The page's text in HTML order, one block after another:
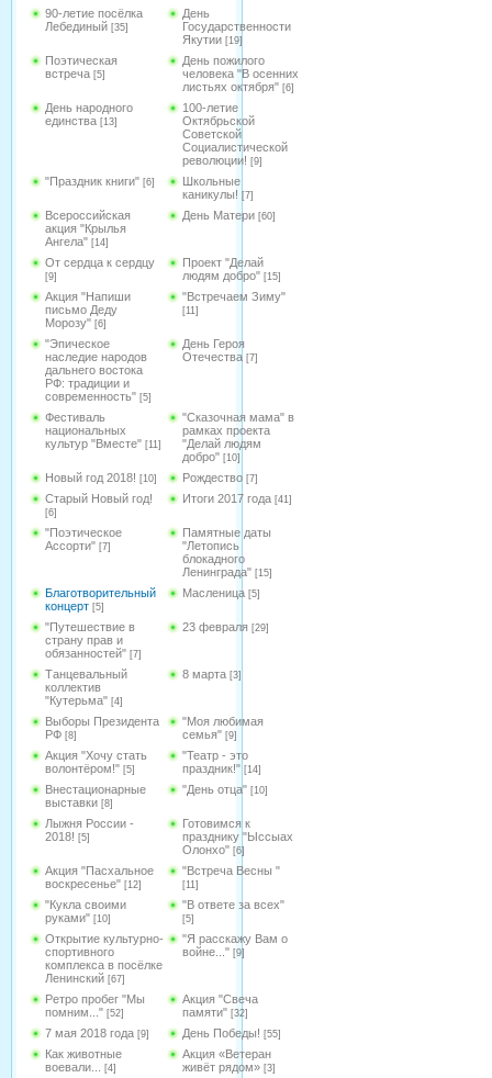
90-летие посёлка
Лебединый [35]
День
Государственности
Якутии [19]
Поэтическая
встреча [5]
День пожилого
человека "В осенних
листьях октября" [6]
День народного
единства [13]
100-летие
Октябрьской
Советской
Социалистической
революции! [9]
"Праздник книги" [6]
Школьные
каникулы! [7]
Всероссийская
акция "Крылья
Ангела" [14]
День Матери [60]
От сердца к сердцу
[9]
Проект "Делай
людям добро" [15]
Акция "Напиши
письмо Деду
Морозу" [6]
"Встречаем Зиму"
[11]
"Эпическое
наследие народов
дальнего востока
РФ: традиции и
современность" [5]
День Героя
Отечества [7]
Фестиваль
национальных
культур "Вместе" [11]
"Сказочная мама" в
рамках проекта
"Делай людям
добро" [10]
Новый год 2018! [10] Рождество [7]
Старый Новый год!
[6]
Итоги 2017 года [41]
"Поэтическое
Ассорти" [7]
Памятные даты
"Летопись
блокадного
Ленинграда" [15]
Благотворительный
концерт [5]
Масленица [5]
"Путешествие в
страну прав и
обязанностей" [7]
23 февраля [29]
Танцевальный
коллектив
"Кутерьма" [4]
8 марта [3]
Выборы Президента
РФ [8]
"Моя любимая
семья" [9]
Акция "Хочу стать
волонтёром!" [5]
"Театр - это
праздник!" [14]
Внестационарные
выставки [8]
"День отца" [10]
Лыжня России -
2018! [5]
Готовимся к
празднику "Ыссыах
Олонхо" [6]
Акция "Пасхальное
воскресенье" [12]
"Встреча Весны "
[11]
"Кукла своими
руками" [10]
"В ответе за всех"
[5]
Открытие культурно-
спортивного
комплекса в посёлке
Ленинский [67]
"Я расскажу Вам о
войне..." [9]
Ретро пробег "Мы
помним..." [52]
Акция "Свеча
памяти" [32]
7 мая 2018 года [9] День Победы! [55]
Как животные
воевали...
[4]
Акция «Ветеран
живёт рядом» [3]